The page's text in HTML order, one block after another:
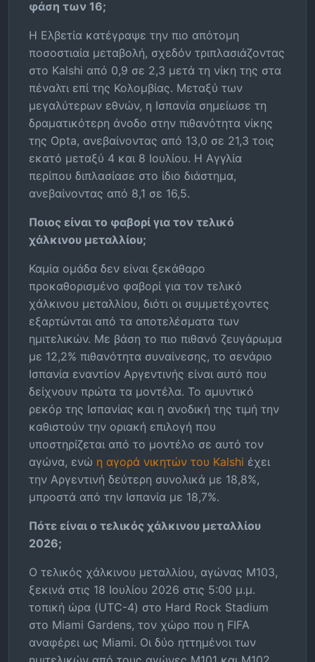
φάση των 16;
Η Ελβετία κατέγραψε την πιο απότομη
ποσοστιαία μεταβολή, σχεδόν τριπλασιάζοντας
στο Kalshi από 0,9 σε 2,3 μετά τη νίκη της στα
πέναλτι επί της Κολομβίας. Μεταξύ των
μεγαλύτερων εθνών, η Ισπανία σημείωσε τη
δραματικότερη άνοδο στην πιθανότητα νίκης
της Opta, ανεβαίνοντας από 13,0 σε 21,3 τοις
εκατό μεταξύ 4 και 8 Ιουλίου. Η Αγγλία
περίπου διπλασίασε στο ίδιο διάστημα,
ανεβαίνοντας από 8,1 σε 16,5.
Ποιος είναι το φαβορί για τον τελικό
χάλκινου μεταλλίου;
Καμία ομάδα δεν είναι ξεκάθαρο
προκαθορισμένο φαβορί για τον τελικό
χάλκινου μεταλλίου, διότι οι συμμετέχοντες
εξαρτώνται από τα αποτελέσματα των
ημιτελικών. Με βάση το πιο πιθανό ζευγάρωμα
με 12,2% πιθανότητα συναίνεσης, το σενάριο
Ισπανία εναντίον Αργεντινής είναι αυτό που
δείχνουν πρώτα τα μοντέλα. Το αμυντικό
ρεκόρ της Ισπανίας και η ανοδική της τιμή την
καθιστούν την οριακή επιλογή που
υποστηρίζεται από το μοντέλο σε αυτό τον
αγώνα, ενώ η αγορά νικητών του Kalshi έχει
την Αργεντινή δεύτερη συνολικά με 18,8%,
μπροστά από την Ισπανία με 18,7%.
Πότε είναι ο τελικός χάλκινου μεταλλίου
2026;
Ο τελικός χάλκινου μεταλλίου, αγώνας M103,
ξεκινά στις 18 Ιουλίου 2026 στις 5:00 μ.μ.
τοπική ώρα (UTC-4) στο Hard Rock Stadium
στο Miami Gardens, τον χώρο που η FIFA
αναφέρει ως Miami. Οι δύο ηττημένοι των